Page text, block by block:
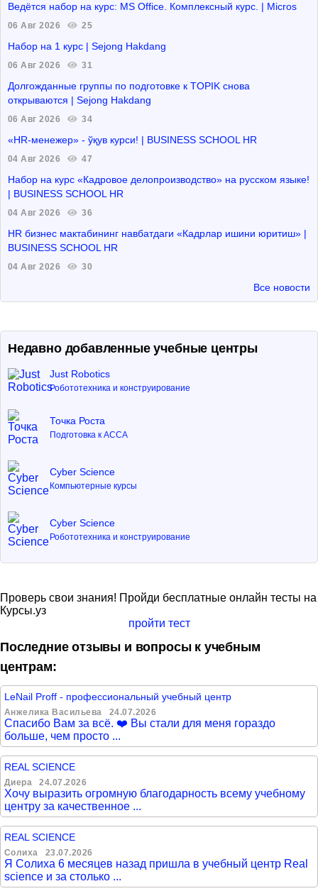
Ведётся набор на курс: MS Office. Комплексный курс. | Micros
06 Авг 2026 25
Набор на 1 курс | Sejong Hakdang
06 Авг 2026 31
Долгожданные группы по подготовке к TOPIK снова
открываются | Sejong Hakdang
06 Авг 2026 34
«HR-менежер» - ўқув курси! | BUSINESS SCHOOL HR
04 Авг 2026 47
Набор на курс «Кадровое делопроизводство» на русском языке!
| BUSINESS SCHOOL HR
04 Авг 2026 36
HR бизнес мактабининг навбатдаги «Кадрлар ишини юритиш» |
BUSINESS SCHOOL HR
04 Авг 2026 30
Все новости
Недавно добавленные учебные центры
Just Robotics
Робототехника и конструирование
Точка Роста
Подготовка к ACCA
Cyber Science
Компьютерные курсы
Cyber Science
Робототехника и конструирование
Проверь свои знания! Пройди бесплатные онлайн тесты на
Курсы.уз
пройти тест
Последние отзывы и вопросы к учебным
центрам:
LeNail Proff - профессиональный учебный центр
Анжелика Васильева 24.07.2026
Спасибо Вам за всё. ❤️ Вы стали для меня гораздо
больше, чем просто ...
REAL SCIENCE
Диера 24.07.2026
Хочу выразить огромную благодарность всему учебному
центру за качественное ...
REAL SCIENCE
Солиха 23.07.2026
Я Солиха 6 месяцев назад пришла в учебный центр Real
science и за столько ...